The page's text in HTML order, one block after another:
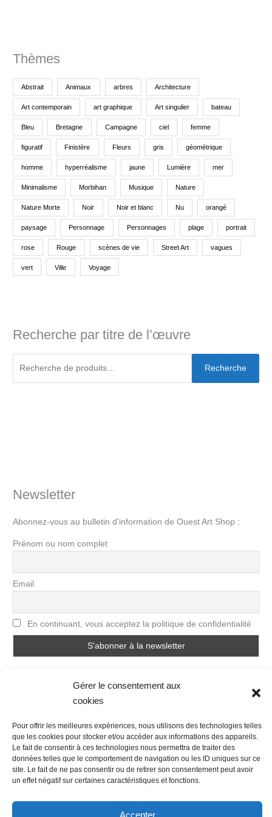
Gérer le consentement aux
cookies
Pour offrir les meilleures expériences, nous utilisons des technologies telles
que les cookies pour stocker et/ou accéder aux informations des appareils.
Le fait de consentir à ces technologies nous permettra de traiter des
données telles que le comportement de navigation ou les ID uniques sur ce
site. Le fait de ne pas consentir ou de retirer son consentement peut avoir
un effet négatif sur certaines caractéristiques et fonctions.
Accepter
Thèmes
Abstrait Animaux arbres Architecture
Art contemporain art graphique Art singulier bateau
Bleu Bretagne Campagne ciel femme
figuratif Finistère Fleurs gris géométrique
homme hyperréalisme jaune Lumière mer
Minimalisme Morbihan Musique Nature
Nature Morte Noir Noir et blanc Nu orangé
paysage Personnage Personnages plage portrait
rose Rouge scènes de vie Street Art vagues
vert Ville Voyage
Recherche par titre de l’œuvre
Recherche
Newsletter
Abonnez-vous au bulletin d'information de Ouest Art Shop :
Prénom ou nom complet
Email
En continuant, vous acceptez la politique de confidentialité
Nous contacter
Conditions Générales de Ventes
Politique de confidentialité
Mentions légales
Mon compte
Mot de passe perdu
Newsletter Politique de cookies (UE)